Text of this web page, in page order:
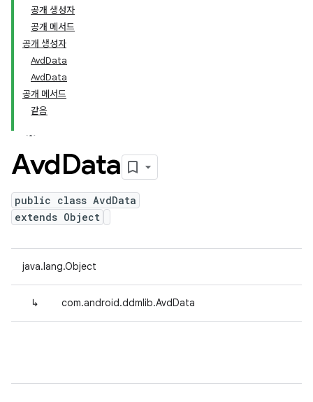
공개 생성자
공개 메서드
공개 생성자
AvdData
AvdData
공개 메서드
같음
AvdData
public class AvdData
extends Object
java.lang.Object
↳ com.android.ddmlib.AvdData